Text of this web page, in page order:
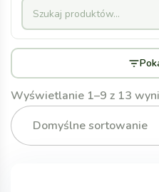
Wyświetlanie 1–9 z 13
Domyślne sortowanie